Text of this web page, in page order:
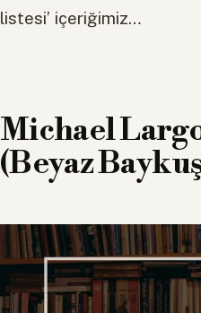
listesi’ içeriğimiz…
Michael
(Beyaz